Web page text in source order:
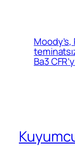
Moody’s,
Ba3